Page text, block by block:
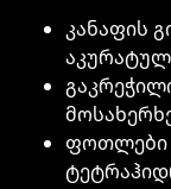
კანაფის
აკურატულ
ფოთლები